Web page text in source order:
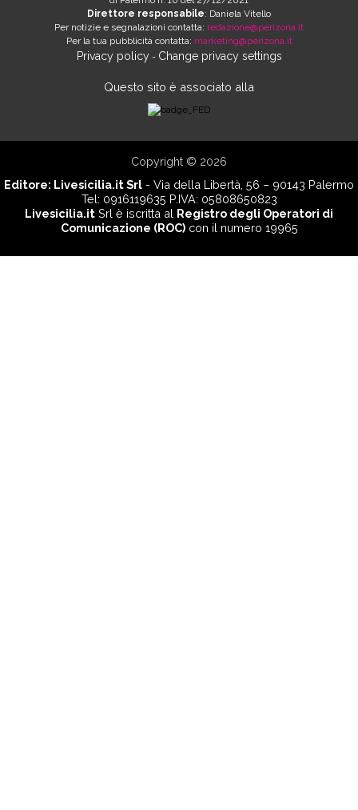
Direttore responsabile: Daniela Vitello
Per notizie e segnalazioni contatta: redazione@perizona.it
Per la tua pubblicità contatta: marketing@perizona.it
Privacy policy- Change privacy settings
Questo sito è associato alla
Copyright © 2026
Editore: Livesicilia.it Srl - Via della Libertà, 56 – 90143 Palermo
Tel: 0916119635 P.IVA: 05808650823
Livesicilia.it Srl è iscritta al Registro degli Operatori di
Comunicazione (ROC)con il numero 19965